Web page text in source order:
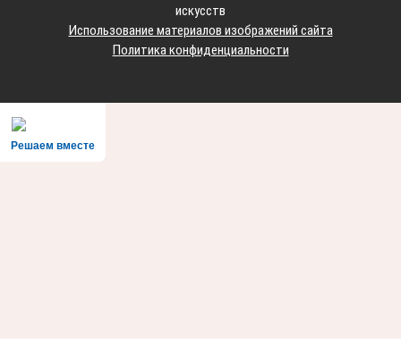
искусств
Использование материалов изображений сайта
Политика конфиденциальности
Решаем вместе